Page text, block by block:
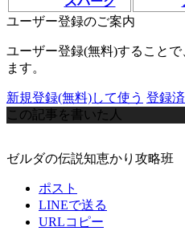
ユーザー登録のご案内
ユーザー登録(無料)すること
ます。
新規登録(無料)して使う 登録
この記事を書いた人
ゼルダの伝説知恵かり攻略班
ポスト
LINEで送る
URLコピー